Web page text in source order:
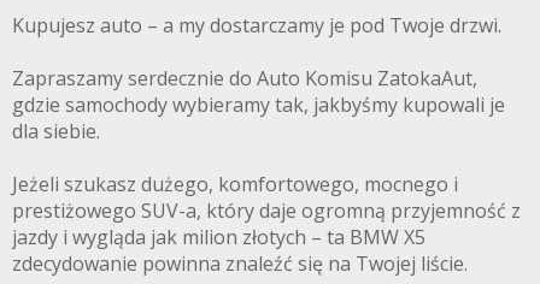
Kupujesz auto – a my dostarczamy je pod Twoje drzwi.
Zapraszamy serdecznie do Auto Komisu ZatokaAut,
gdzie samochody wybieramy tak, jakbyśmy kupowali je
dla siebie.
Jeżeli szukasz dużego, komfortowego, mocnego i
prestiżowego SUV-a, który daje ogromną przyjemność z
jazdy i wygląda jak milion złotych – ta BMW X5
zdecydowanie powinna znaleźć się na Twojej liście.